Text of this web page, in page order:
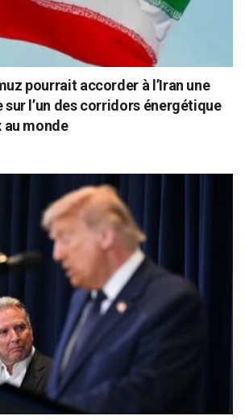
pourrait accorder à l’Iran une
l’un des corridors énergétique
au monde